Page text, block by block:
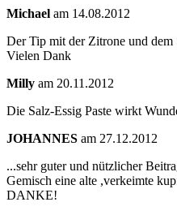
Michael am 14.08.2012
Der Tip mit der Zitrone und
Vielen Dank
Milly am 20.11.2012
Die Salz-Essig Paste wirkt
JOHANNES am 27.12.2012
...sehr guter und nützlicher
Gemisch eine alte ,verkeimte
DANKE!